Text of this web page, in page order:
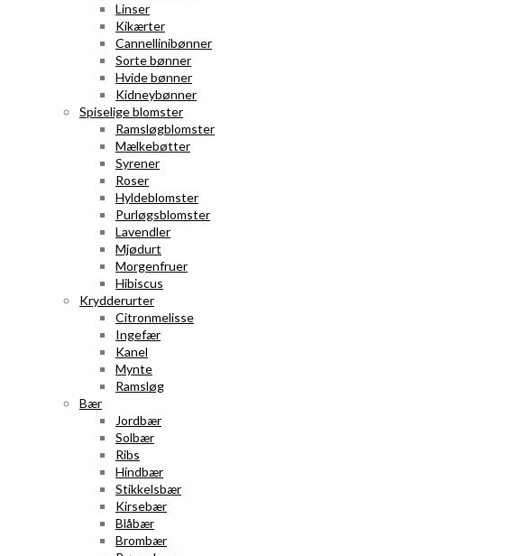
Linser
Kikærter
Cannellinibønner
Sorte bønner
Hvide bønner
Kidneybønner
Spiselige blomster
Ramsløgblomster
Mælkebøtter
Syrener
Roser
Hyldeblomster
Purløgsblomster
Lavendler
Mjødurt
Morgenfruer
Hibiscus
Krydderurter
Citronmelisse
Ingefær
Kanel
Mynte
Ramsløg
Bær
Jordbær
Solbær
Ribs
Hindbær
Stikkelsbær
Kirsebær
Blåbær
Brombær